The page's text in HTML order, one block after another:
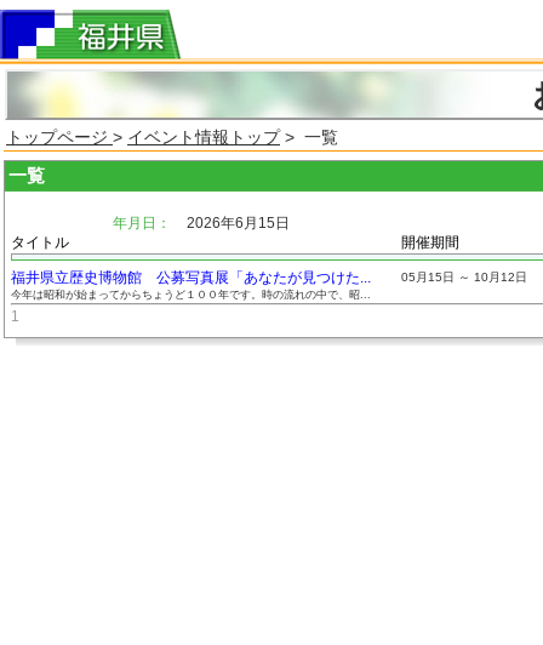
トップページ > イベント情報トップ> 一覧
一覧
年月日：
2026年6月15日
タイトル
開催期間
福井県立歴史博物館 公募写真展「あなたが見つけた... 05月15日 ～ 10月12日
今年は昭和が始まってからちょうど１００年です。時の流れの中で、昭...
1